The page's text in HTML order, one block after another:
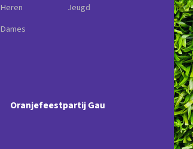
Heren
Dames
Jeugd
Oranjefeestpartij Gau